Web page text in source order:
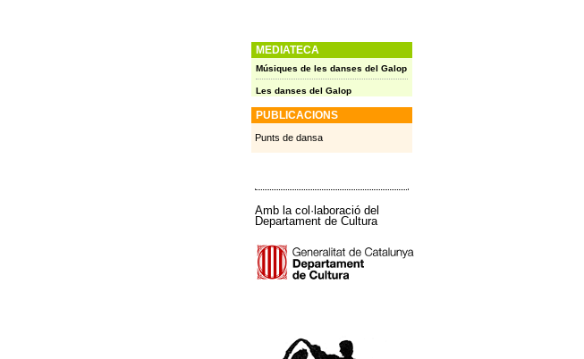
MEDIATECA
Músiques de les danses del Galop
Les danses del Galop
PUBLICACIONS
Punts de dansa
Amb la col·laboració del
Departament de Cultura